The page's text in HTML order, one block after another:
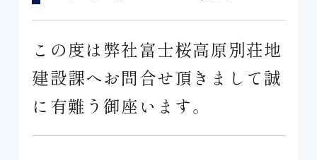
この度は弊社富士桜高原別荘地
建設課へお問合せ頂きまして誠
に有難う御座います。